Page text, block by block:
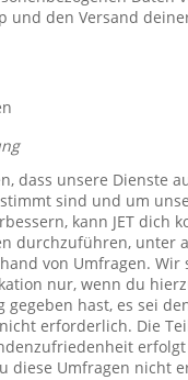
und den Versand
dass unsere Dienste
sind und um
kann JET dich
durchzuführen, unter
von Umfragen. Wir
nur, wenn du
gegeben hast, es sei
erforderlich. Die
diese Umfragen nicht